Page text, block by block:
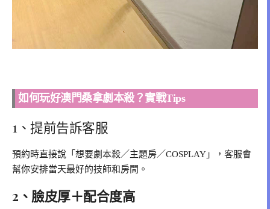
如何玩好澳門桑拿劇本殺？實戰Tips
1、提前告訴客服
預約時直接說「想要劇本殺／主題房／COSPLAY」，客服會
幫你安排當天最好的技師和房間。
2、臉皮厚＋配合度高